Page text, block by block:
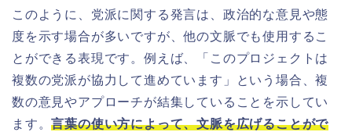
このように、党派に関する発言は、政治的な意見や態
度を示す場合が多いですが、他の文脈でも使用するこ
とができる表現です。例えば、「このプロジェクトは
複数の党派が協力して進めています」という場合、複
数の意見やアプローチが結集していることを示してい
ます。言葉の使い方によって、文脈を広げることがで